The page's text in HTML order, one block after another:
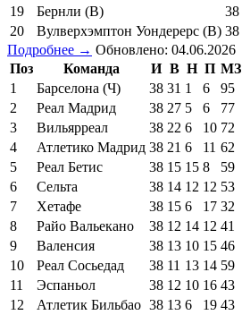
19
Бернли (В) 38
20
Вулверхэмптон Уондерерс (В) 38
Подробнее → Обновлено: 04.06.2026
Поз
Команда И В Н П МЗ
1
Барселона (Ч) 38 31 1 6 95
2
Реал Мадрид 38 27 5 6 77
3
Вильярреал 38 22 6 10 72
4
Атлетико Мадрид 38 21 6 11 62
5
Реал Бетис 38 15 15 8 59
6
Сельта 38 14 12 12 53
7
Хетафе 38 15 6 17 32
8
Райо Вальекано 38 12 14 12 41
9
Валенсия 38 13 10 15 46
10
Реал Сосьедад 38 11 13 14 59
11
Эспаньол 38 12 10 16 43
12
Атлетик Бильбао 38 13 6 19 43